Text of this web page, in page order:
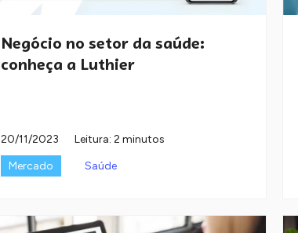
Negócio no setor da saúde:
conheça a Luthier
20/11/2023
Leitura: 2 minutos
Mercado
Saúde